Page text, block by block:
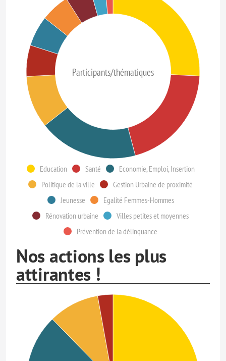
Participants/thématiques
Education Santé
Economie, Emploi, Insertion
Politique de la ville
Gestion Urbaine de proximité
Jeunesse
Egalité Femmes-Hommes
Rénovation urbaine
Villes petites et moyennes
Prévention de la délinquance
Nos actions les plus
attirantes !